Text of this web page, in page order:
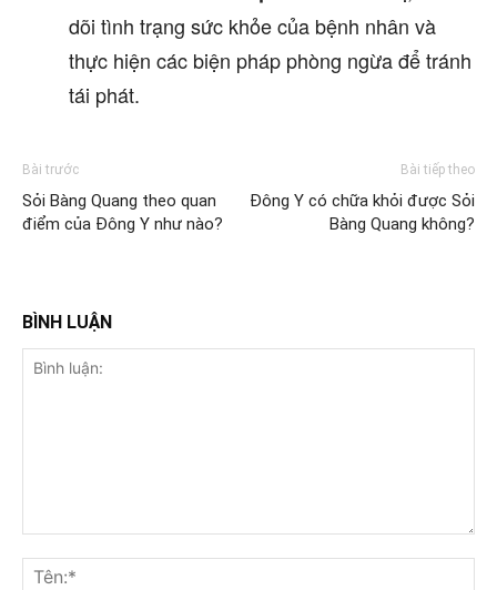
dõi tình trạng sức khỏe của bệnh nhân và
thực hiện các biện pháp phòng ngừa để tránh
tái phát.
Bài trước
Sỏi Bàng Quang theo quan
điểm của Đông Y như nào?
Bài tiếp theo
Đông Y có chữa khỏi được Sỏi
Bàng Quang không?
BÌNH LUẬN